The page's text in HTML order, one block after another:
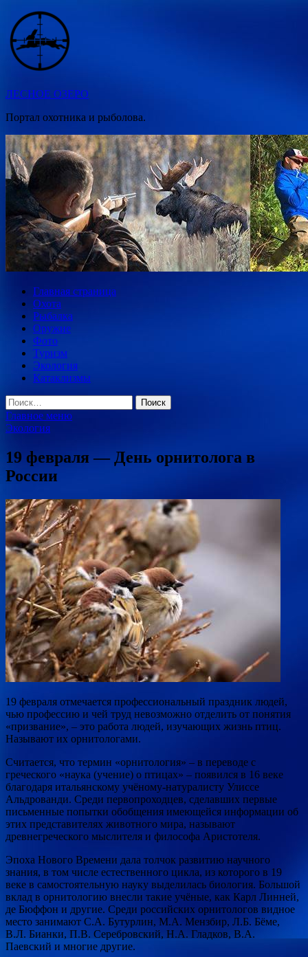
Перейти
содержимому
ЛЕСНОЕ ОЗЕРО
Портал охотника и рыболова.
Главная страница
Охота
Рыбалка
Оружие
Фото
Туризм
Экология
Катаклизмы
Найти:
Главное меню
Экология
19 февраля — День орнитолога в
России
19 февраля отмечается профессиональный праздник людей,
чью профессию и чей труд невозможно отделить от понятия
«призвание», – это работа людей, изучающих жизнь птиц.
Называют их орнитологами.
Считается, что термин «орнитология» – в переводе с
греческого «наука (учение) о птицах» – появился в 16 веке
благодаря итальянскому учёному-натуралисту Улиссе
Альдрованди. Среди первопроходцев, сделавших первые
письменные попытки обобщения имеющейся информации об
этих представителях животного мира, называют
древнегреческого мыслителя и философа Аристотеля.
Эпоха Нового Времени дала толчок развитию научного
знания, в том числе естественного цикла, из которого в 19
веке в самостоятельную науку выделилась биология. Большой
вклад в орнитологию внесли такие учёные, как Карл Линней,
де Бюффон и другие. Среди российских орнитологов видное
место занимают С.А. Бутурлин, М.А. Мензбир, Л.Б. Бёме,
В.Л. Бианки, П.В. Серебровский, Н.А. Гладков, В.А.
Паевский и многие другие.